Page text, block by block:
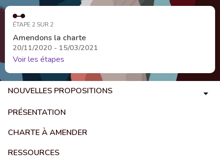
ÉTAPE 2 SUR 2
Amendons la charte
20/11/2020 - 15/03/2021
Voir les étapes
NOUVELLES PROPOSITIONS
PRÉSENTATION
CHARTE À AMENDER
RESSOURCES